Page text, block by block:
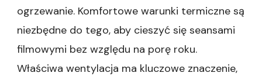
ogrzewanie. Komfortowe warunki termiczne są
niezbędne do tego, aby cieszyć się seansami
filmowymi bez względu na porę roku.
Właściwa wentylacja ma kluczowe znaczenie,